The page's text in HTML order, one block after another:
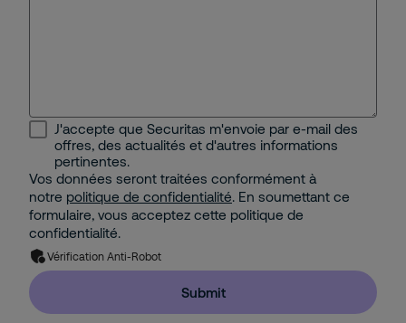
J'accepte que Securitas m'envoie par e-mail des
offres, des actualités et d'autres informations
pertinentes.
Vos données seront traitées conformément à
notre politique de confidentialité. En soumettant ce
formulaire, vous acceptez cette politique de
confidentialité.
Vérification Anti-Robot
Submit